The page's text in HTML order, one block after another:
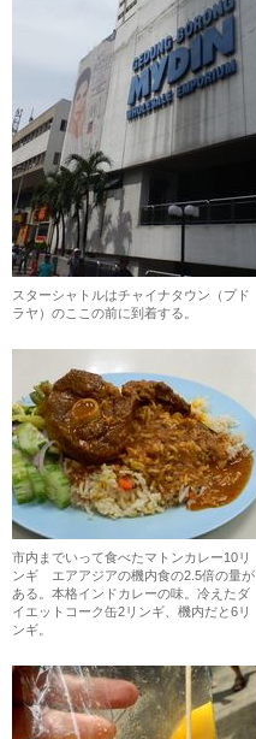
スターシャトルはチャイナタウン（プド
ラヤ）のここの前に到着する。
市内までいって食べたマトンカレー10リ
ンギ エアアジアの機内食の2.5倍の量が
ある。本格インドカレーの味。冷えたダ
イエットコーク缶2リンギ、機内だと6リ
ンギ。